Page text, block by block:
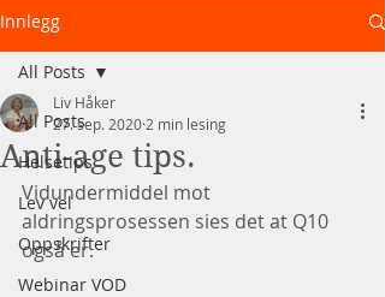
Helsediett
Innlegg
All Posts
Helsetips
Lev vel
Oppskrifter
Webinar VOD
All Posts
Anti-age tips.
Liv Håker
27. sep. 2020 2 min lesing
Vidundermiddel mot
aldringsprosessen sies det at Q10
også er.